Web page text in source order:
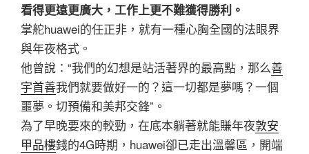
看得更遠更廣大，工作上更不難獲得勝利。
掌舵huawei的任正非，就有一種心胸全國的法眼界
與年夜格式。
他曾說：“我們的幻想是站活著界的最高點，那么善
宇首善我們就要做好一的？這一切都是夢嗎？一個
噩夢。切預備和美邦交鋒”。
為了早晚要來的較勁，在底本躺著就能賺年夜敦安
甲品樓錢的4G時期，huawei卻已走出溫馨區，開端